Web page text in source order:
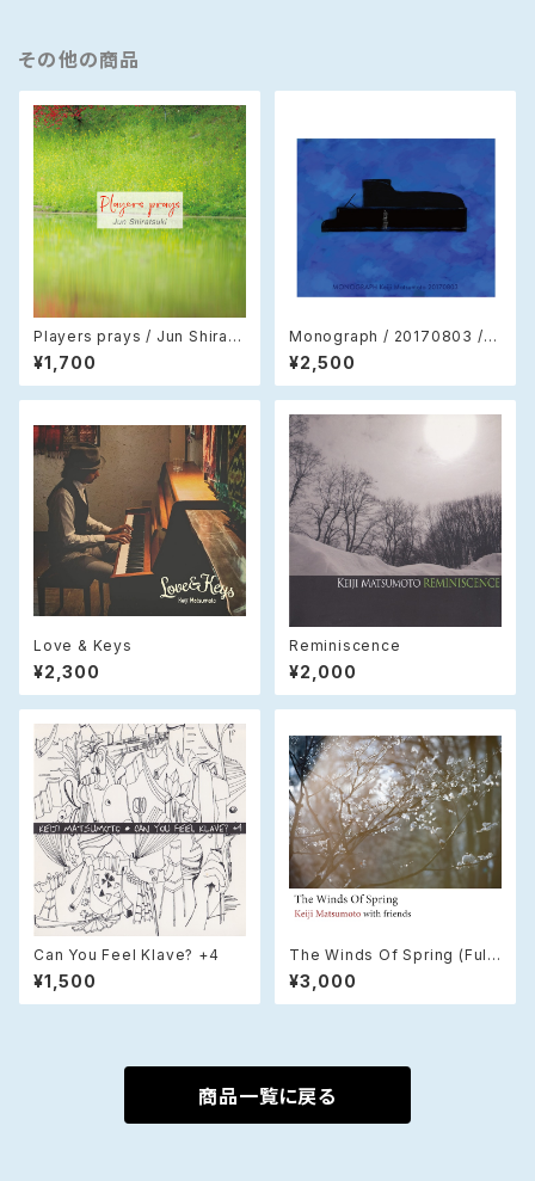
その他の商品
Players prays / Jun Shirats
uki
¥1,700
Monograph / 20170803 / K
eiji Matsumoto (CD)
¥2,500
Love & Keys
¥2,300
Reminiscence
¥2,000
Can You Feel Klave? +4
¥1,500
The Winds Of Spring (Full
Version) / (CD)
¥3,000
商品一覧に戻る